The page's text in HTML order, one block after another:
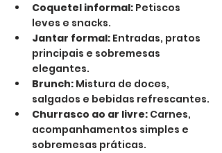
Coquetel informal: Petiscos
leves e snacks.
Jantar formal: Entradas, pratos
principais e sobremesas
elegantes.
Brunch: Mistura de doces,
salgados e bebidas refrescantes.
Churrasco ao ar livre: Carnes,
acompanhamentos simples e
sobremesas práticas.